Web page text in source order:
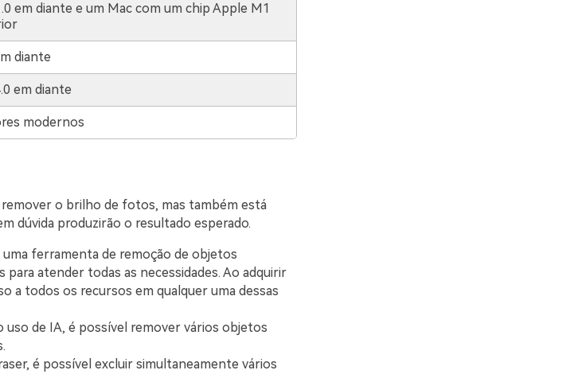
em diante e um Mac com um chip Apple M1
diante
em diante
modernos
remover o brilho de fotos, mas também está
dúvida produzirão o resultado esperado.
ferramenta de remoção de objetos
para atender todas as necessidades. Ao adquirir
a todos os recursos em qualquer uma dessas
uso de IA, é possível remover vários objetos
é possível excluir simultaneamente vários